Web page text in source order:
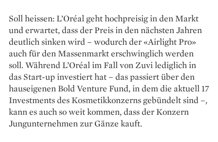
Soll heissen: L’Oréal geht hochpreisig in den Markt
und erwartet, dass der Preis in den nächsten Jahren
deutlich sinken wird – wodurch der «Airlight Pro»
auch für den Massenmarkt erschwinglich werden
soll. Während L’Oréal im Fall von Zuvi lediglich in
das Start-up investiert hat – das passiert über den
hauseigenen Bold Venture Fund, in dem die aktuell 17
Investments des Kosmetikkonzerns gebündelt sind –,
kann es auch so weit kommen, dass der Konzern
Jungunternehmen zur Gänze kauft.